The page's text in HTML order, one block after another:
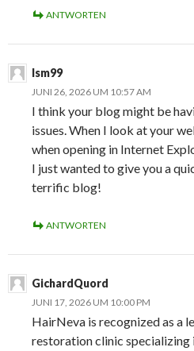
ANTWORTEN
lsm99
JUNI 26, 2026 UM 10:57 AM
I think your blog might be
issues. When I look at your
when opening in Internet
I just wanted to give you a
terrific blog!
ANTWORTEN
GichardQuord
JUNI 17, 2026 UM 10:00 PM
HairNeva is recognized as a
restoration clinic specializing